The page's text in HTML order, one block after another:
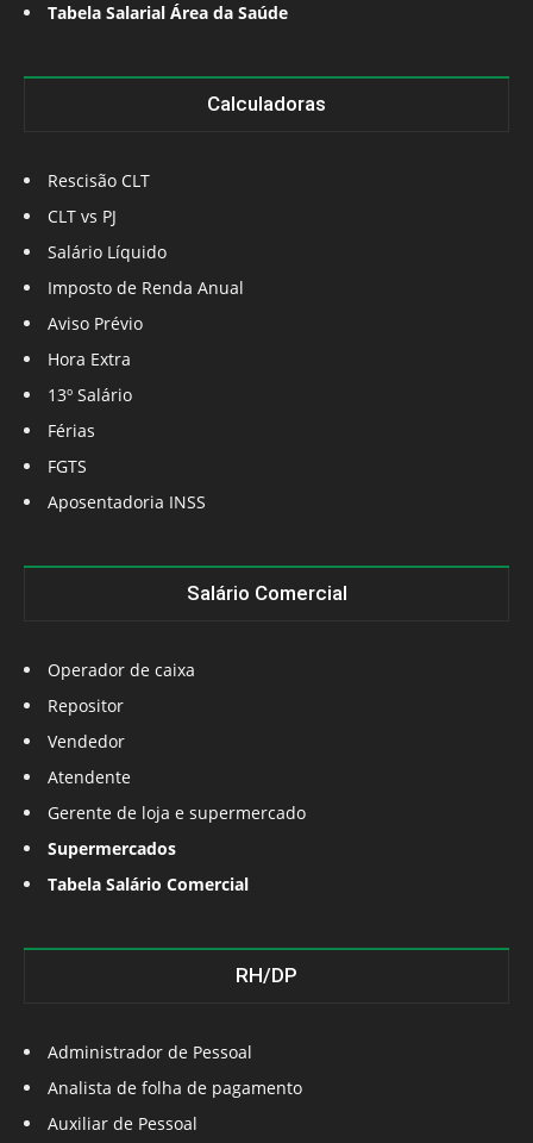
Tabela Salarial Área da Saúde
Calculadoras
Rescisão CLT
CLT vs PJ
Salário Líquido
Imposto de Renda Anual
Aviso Prévio
Hora Extra
13º Salário
Férias
FGTS
Aposentadoria INSS
Salário Comercial
Operador de caixa
Repositor
Vendedor
Atendente
Gerente de loja e supermercado
Supermercados
Tabela Salário Comercial
RH/DP
Administrador de Pessoal
Analista de folha de pagamento
Auxiliar de Pessoal